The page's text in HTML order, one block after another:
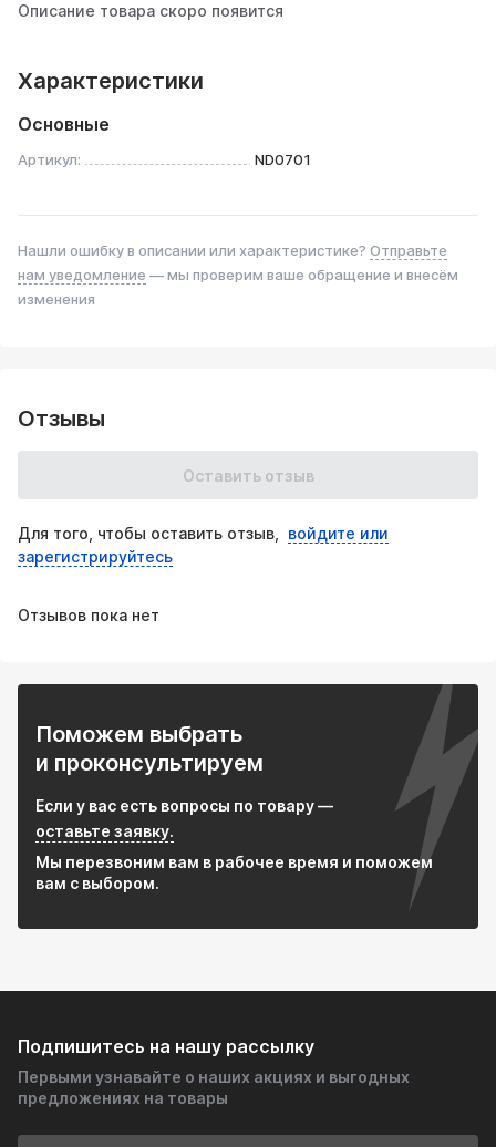
Описание товара скоро появится
Характеристики
Основные
Артикул: ND0701
Нашли ошибку в описании или характеристике? Отправьте
нам уведомление — мы проверим ваше обращение и внесём
изменения
Отзывы
Оставить отзыв
Для того, чтобы оставить отзыв, войдите или
зарегистрируйтесь
Отзывов пока нет
Поможем выбрать
и проконсультируем
Если у вас есть вопросы по товару —
оставьте заявку.
Мы перезвоним вам в рабочее время и поможем
вам с выбором.
Подпишитесь на нашу рассылку
Первыми узнавайте о наших акциях и выгодных
предложениях на товары